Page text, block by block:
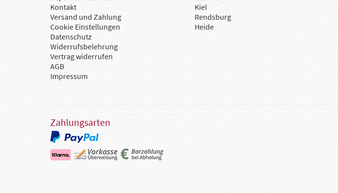
Kontakt
Versand und Zahlung
Cookie Einstellungen
Datenschutz
Widerrufsbelehrung
Vertrag widerrufen
AGB
Impressum
Kiel
Rendsburg
Heide
Zahlungsarten